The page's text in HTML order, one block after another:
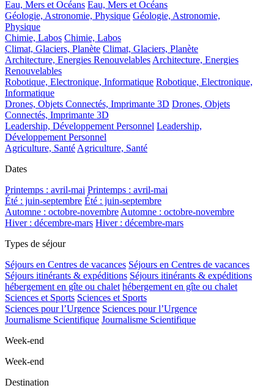
Eau, Mers et Océans Eau, Mers et Océans
Géologie, Astronomie, Physique Géologie, Astronomie,
Physique
Chimie, Labos Chimie, Labos
Climat, Glaciers, Planète Climat, Glaciers, Planète
Architecture, Energies Renouvelables Architecture, Energies
Renouvelables
Robotique, Electronique, Informatique Robotique, Electronique,
Informatique
Drones, Objets Connectés, Imprimante 3D Drones, Objets
Connectés, Imprimante 3D
Leadership, Développement Personnel Leadership,
Développement Personnel
Agriculture, Santé Agriculture, Santé
Dates
Printemps : avril-mai Printemps : avril-mai
Été : juin-septembre Été : juin-septembre
Automne : octobre-novembre Automne : octobre-novembre
Hiver : décembre-mars Hiver : décembre-mars
Types de séjour
Séjours en Centres de vacances Séjours en Centres de vacances
Séjours itinérants & expéditions Séjours itinérants & expéditions
hébergement en gîte ou chalet hébergement en gîte ou chalet
Sciences et Sports Sciences et Sports
Sciences pour l’Urgence Sciences pour l’Urgence
Journalisme Scientifique Journalisme Scientifique
Week-end
Week-end
Destination